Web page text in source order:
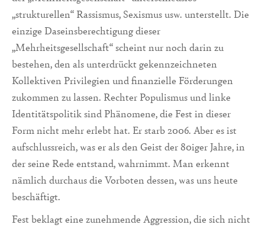
„strukturellen“ Rassismus, Sexismus usw. unterstellt. Die
einzige Daseinsberechtigung dieser
„Mehrheitsgesellschaft“ scheint nur noch darin zu
bestehen, den als unterdrückt gekennzeichneten
Kollektiven Privilegien und finanzielle Förderungen
zukommen zu lassen. Rechter Populismus und linke
Identitätspolitik sind Phänomene, die Fest in dieser
Form nicht mehr erlebt hat. Er starb 2006. Aber es ist
aufschlussreich, was er als den Geist der 80iger Jahre, in
der seine Rede entstand, wahrnimmt. Man erkennt
nämlich durchaus die Vorboten dessen, was uns heute
beschäftigt.
Fest beklagt eine zunehmende Aggression, die sich nicht